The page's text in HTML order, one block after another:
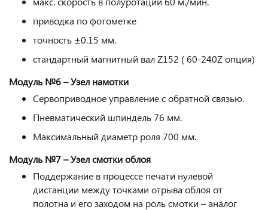
приводка по фотометке
точность ±0.15 мм.
стандартный магнитный вал Z152 ( 60-240Z опция)
Модуль №6 – Узел намотки
Сервоприводное управление с обратной связью.
Пневматический шпиндель 76 мм.
Максимальный диаметр роля 700 мм.
Модуль №7 – Узел смотки облоя
Поддержание в процессе печати нулевой
дистанции между точками отрыва облоя от
полотна и его заходом на роль смотки – аналог